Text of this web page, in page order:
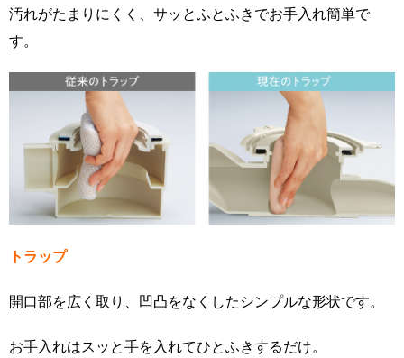
汚れがたまりにくく、サッとふとふきでお手入れ簡単で
す。
トラップ
開口部を広く取り、凹凸をなくしたシンプルな形状です。
お手入れはスッと手を入れてひとふきするだけ。